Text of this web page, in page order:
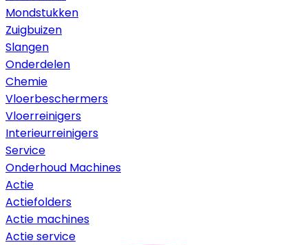
Mondstukken
Zuigbuizen
Slangen
Onderdelen
Chemie
Vloerbeschermers
Vloerreinigers
Interieurreinigers
Service
Onderhoud Machines
Actie
Actiefolders
Actie machines
Actie service